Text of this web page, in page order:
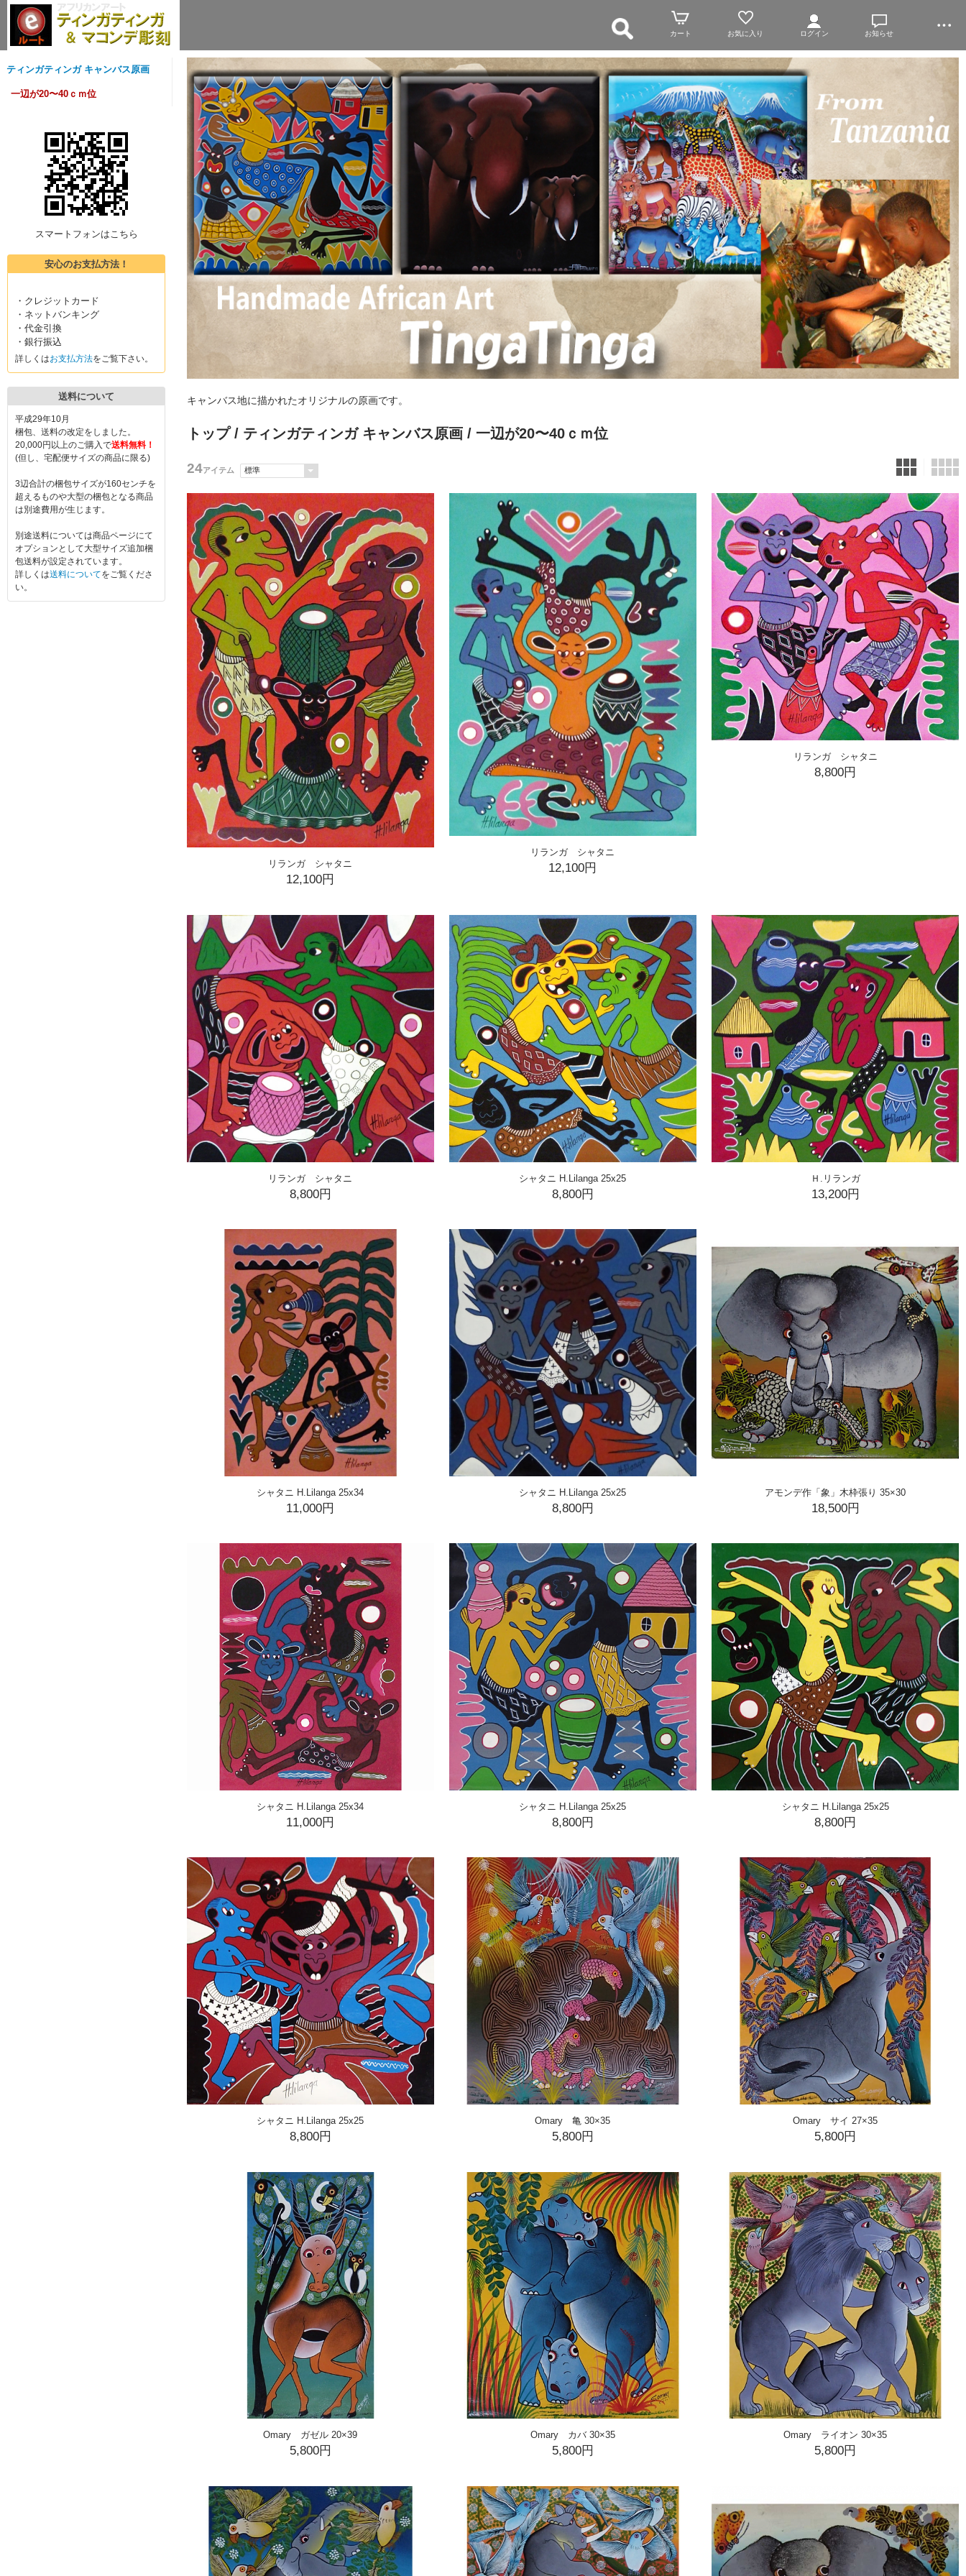
カート お気に入り ログイン お知らせ
ティンガティンガ キャンバス原画
一辺が20〜40ｃｍ位
スマートフォンはこちら
安心のお支払方法！
・クレジットカード
・ネットバンキング
・代金引換
・銀行振込
詳しくはお支払方法をご覧下さい。
送料について
平成29年10月
梱包、送料の改定をしました。
20,000円以上のご購入で送料無料！
(但し、宅配便サイズの商品に限る)
3辺合計の梱包サイズが160センチを
超えるものや大型の梱包となる商品
は別途費用が生じます。
別途送料については商品ページにて
オプションとして大型サイズ追加梱
包送料が設定されています。
詳しくは送料についてをご覧くださ
い。
キャンバス地に描かれたオリジナルの原画です。
トップ/ ティンガティンガ キャンバス原画 / 一辺が20〜40ｃｍ位
24アイテム
リランガ シャタニ
12,100円
リランガ シャタニ
12,100円
リランガ シャタニ
8,800円
リランガ シャタニ
8,800円
シャタニ H.Lilanga 25x25
8,800円
Ｈ.リランガ
13,200円
シャタニ H.Lilanga 25x34
11,000円
シャタニ H.Lilanga 25x25
8,800円
アモンデ作「象」木枠張り 35×30
18,500円
シャタニ H.Lilanga 25x34
11,000円
シャタニ H.Lilanga 25x25
8,800円
シャタニ H.Lilanga 25x25
8,800円
シャタニ H.Lilanga 25x25
8,800円
Omary 亀 30×35
5,800円
Omary サイ 27×35
5,800円
Omary ガゼル 20×39
5,800円
Omary カバ 30×35
5,800円
Omary ライオン 30×35
5,800円